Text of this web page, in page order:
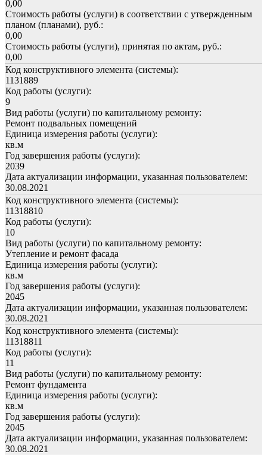
0,00
Стоимость работы (услуги) в соответствии с утвержденным
планом (планами), руб.:
0,00
Стоимость работы (услуги), принятая по актам, руб.:
0,00
Код конструктивного элемента (системы):
1131889
Код работы (услуги):
9
Вид работы (услуги) по капитальному ремонту:
Ремонт подвальных помещений
Единица измерения работы (услуги):
кв.м
Год завершения работы (услуги):
2039
Дата актуализации информации, указанная пользователем:
30.08.2021
Код конструктивного элемента (системы):
11318810
Код работы (услуги):
10
Вид работы (услуги) по капитальному ремонту:
Утепление и ремонт фасада
Единица измерения работы (услуги):
кв.м
Год завершения работы (услуги):
2045
Дата актуализации информации, указанная пользователем:
30.08.2021
Код конструктивного элемента (системы):
11318811
Код работы (услуги):
11
Вид работы (услуги) по капитальному ремонту:
Ремонт фундамента
Единица измерения работы (услуги):
кв.м
Год завершения работы (услуги):
2045
Дата актуализации информации, указанная пользователем:
30.08.2021